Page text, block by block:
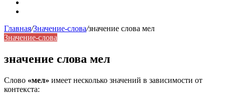
Главная/Значение-слова/значение слова мел
Значение-слова
значение слова мел
Слово «мел» имеет несколько значений в зависимости от
контекста: